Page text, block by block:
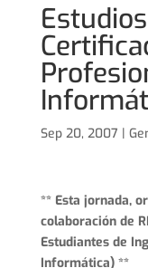
Sep 20, 2007 |
** Esta jornada,
colaboración de
Estudiantes de
Informática) **